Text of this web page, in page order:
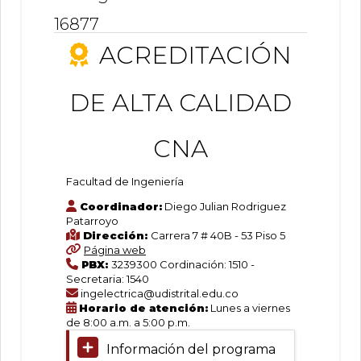
de
(548.6
Presencial
Duración:
créditos
Ingeniería)
SNIES
919
Norma
Interna
de
Creación:
Acuerdo
001
Ingeniería
Eléctrica
Ingeniería
ACREDITACIÓN
16877
ACREDITACIÓN
DE ALTA CALIDAD
CNA
Facultad de Ingeniería
Coordinador: Diego Julian Rodriguez
Patarroyo
Dirección: Carrera 7 # 40B - 53 Piso 5
Página web
PBX: 3239300 Cordinación: 1510 -
Secretaria: 1540
ingelectrica@udistrital.edu.co
Horario de atención: Lunes a viernes
de 8:00 a.m. a 5:00 p.m.
Información del programa